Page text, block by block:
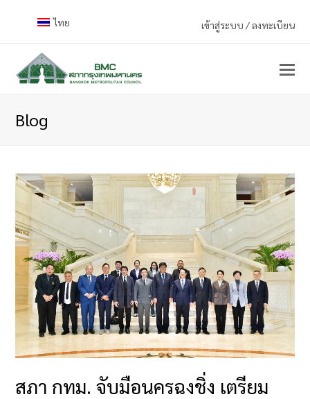
ไทย เข้าสู่ระบบ / ลงทะเบียน
Blog
สภา กทม. จับมือนครฉงชิ่ง เตรียม